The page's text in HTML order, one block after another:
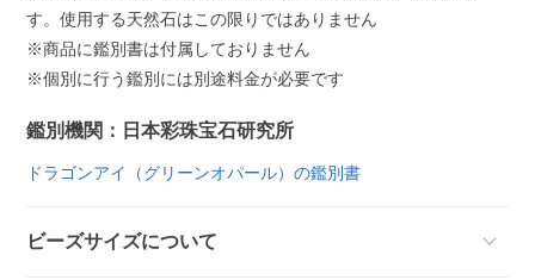
す。使用する天然石はこの限りではありません
※商品に鑑別書は付属しておりません
※個別に行う鑑別には別途料金が必要です
鑑別機関：日本彩珠宝石研究所
ドラゴンアイ（グリーンオパール）の鑑別書
ビーズサイズについて